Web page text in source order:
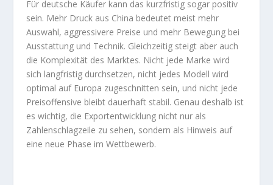
Für deutsche Käufer kann das kurzfristig sogar positiv
sein. Mehr Druck aus China bedeutet meist mehr
Auswahl, aggressivere Preise und mehr Bewegung bei
Ausstattung und Technik. Gleichzeitig steigt aber auch
die Komplexität des Marktes. Nicht jede Marke wird
sich langfristig durchsetzen, nicht jedes Modell wird
optimal auf Europa zugeschnitten sein, und nicht jede
Preisoffensive bleibt dauerhaft stabil. Genau deshalb ist
es wichtig, die Exportentwicklung nicht nur als
Zahlenschlagzeile zu sehen, sondern als Hinweis auf
eine neue Phase im Wettbewerb.